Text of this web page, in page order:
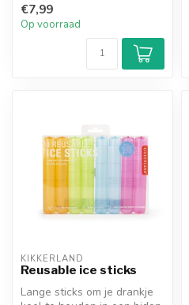
€7,99
Op voorraad
KIKKERLAND
Reusable ice sticks
Lange sticks om je drankje